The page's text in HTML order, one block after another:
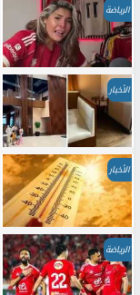
الرياضة
الأخبار
الأخبار
الرياضة